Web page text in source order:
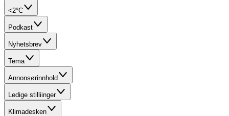
<2°C
Podkast
Nyhetsbrev
Tema
Annonsørinnhold
Ledige stilliinger
Klimadesken